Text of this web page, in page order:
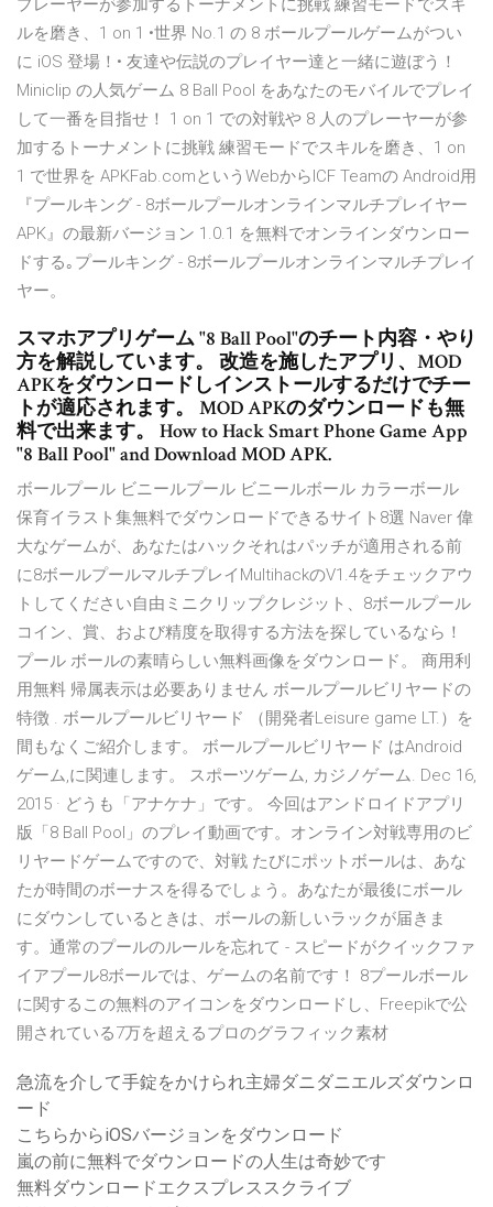
プレーヤーが参加するトーナメントに挑戦 練習モードでスキ
ルを磨き、1 on 1 ‎•世界 No.1 の 8 ボールプールゲームがつい
に iOS 登場！• 友達や伝説のプレイヤー達と一緒に遊ぼう！
Miniclip の人気ゲーム 8 Ball Pool をあなたのモバイルでプレイ
して一番を目指せ！ 1 on 1 での対戦や 8 人のプレーヤーが参
加するトーナメントに挑戦 練習モードでスキルを磨き、1 on
1 で世界を APKFab.comというWebからICF Teamの Android用
『プールキング - 8ボールプールオンラインマルチプレイヤー
APK』の最新バージョン 1.0.1 を無料でオンラインダウンロー
ドする｡プールキング - 8ボールプールオンラインマルチプレイ
ヤー。
スマホアプリゲーム "8 Ball Pool"のチート内容・やり
方を解説しています。 改造を施したアプリ、MOD
APKをダウンロードしインストールするだけでチー
トが適応されます。 MOD APKのダウンロードも無
料で出来ます。 How to Hack Smart Phone Game App
"8 Ball Pool" and Download MOD APK.
ボールプール ビニールプール ビニールボール カラーボール
保育イラスト集無料でダウンロードできるサイト8選 Naver 偉
大なゲームが、あなたはハックそれはパッチが適用される前
に8ボールプールマルチプレイMultihackのV1.4をチェックアウ
トしてください自由ミニクリップクレジット、8ボールプール
コイン、賞、および精度を取得する方法を探しているなら！
プール ボールの素晴らしい無料画像をダウンロード。 商用利
用無料 帰属表示は必要ありません ボールプールビリヤードの
特徴 . ボールプールビリヤード （開発者Leisure game LT.）を
間もなくご紹介します。 ボールプールビリヤード はAndroid
ゲーム,に関連します。 スポーツゲーム, カジノゲーム. Dec 16,
2015 · どうも「アナケナ」です。 今回はアンドロイドアプリ
版「8 Ball Pool」のプレイ動画です。オンライン対戦専用のビ
リヤードゲームですので、対戦 たびにポットボールは、あな
たが時間のボーナスを得るでしょう。あなたが最後にボール
にダウンしているときは、ボールの新しいラックが届きま
す。通常のプールのルールを忘れて - スピードがクイックファ
イアプール8ボールでは、ゲームの名前です！ 8プールボール
に関するこの無料のアイコンをダウンロードし、Freepikで公
開されている7万を超えるプロのグラフィック素材
急流を介して手錠をかけられ主婦ダニダニエルズダウンロ
ード
こちらからiOSバージョンをダウンロード
嵐の前に無料でダウンロードの人生は奇妙です
無料ダウンロードエクスプレススクライブ